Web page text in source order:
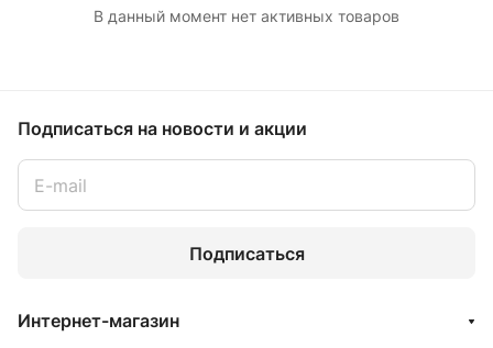
В данный момент нет активных товаров
Подписаться на новости и акции
Подписаться
Интернет-магазин